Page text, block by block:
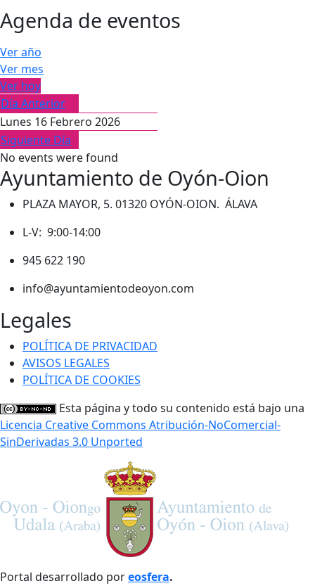
Agenda de eventos
Ver año
Ver mes
Ver hoy
Día Anterior
Lunes 16 Febrero 2026
Siguiente Día
No events were found
Ayuntamiento de Oyón-Oion
PLAZA MAYOR, 5. 01320 OYÓN-OION. ÁLAVA
L-V: 9:00-14:00
945 622 190
info@ayuntamientodeoyon.com
Legales
POLÍTICA DE PRIVACIDAD
AVISOS LEGALES
POLÍTICA DE COOKIES
Esta página y todo su contenido está bajo una
Licencia Creative Commons Atribución-NoComercial-
SinDerivadas 3.0 Unported
Portal desarrollado poreosfera.